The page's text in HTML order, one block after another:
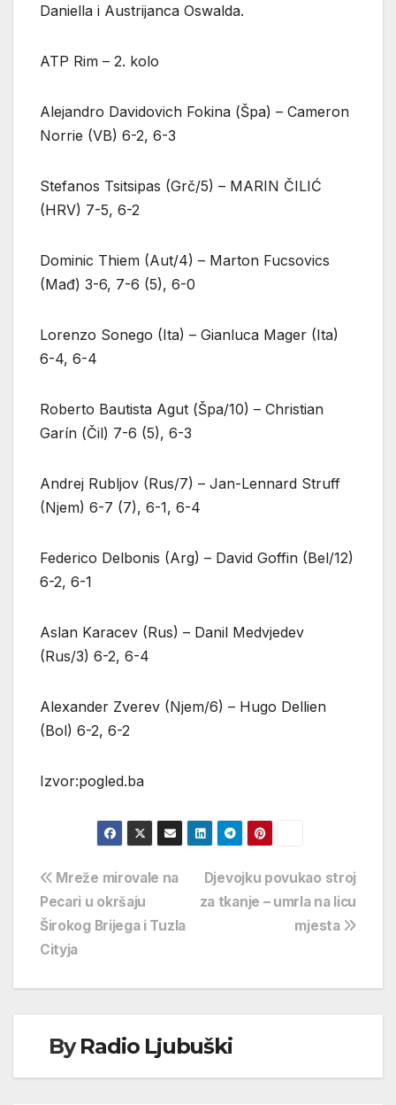
Daniella i Austrijanca Oswalda.
ATP Rim – 2. kolo
Alejandro Davidovich Fokina (Špa) – Cameron
Norrie (VB) 6-2, 6-3
Stefanos Tsitsipas (Grč/5) – MARIN ČILIĆ
(HRV) 7-5, 6-2
Dominic Thiem (Aut/4) – Marton Fucsovics
(Mađ) 3-6, 7-6 (5), 6-0
Lorenzo Sonego (Ita) – Gianluca Mager (Ita)
6-4, 6-4
Roberto Bautista Agut (Špa/10) – Christian
Garín (Čil) 7-6 (5), 6-3
Andrej Rubljov (Rus/7) – Jan-Lennard Struff
(Njem) 6-7 (7), 6-1, 6-4
Federico Delbonis (Arg) – David Goffin (Bel/12)
6-2, 6-1
Aslan Karacev (Rus) – Danil Medvjedev
(Rus/3) 6-2, 6-4
Alexander Zverev (Njem/6) – Hugo Dellien
(Bol) 6-2, 6-2
Izvor:pogled.ba
Navigacija
objava
Djevojku povukao stroj
za tkanje – umrla na licu
mjesta
Mreže mirovale na
Pecari u okršaju
Širokog Brijega i Tuzla
Cityja
ByRadio Ljubuški